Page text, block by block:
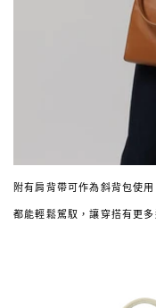
附有肩背帶可作為斜背包使
都能輕鬆駕馭，讓穿搭有更多